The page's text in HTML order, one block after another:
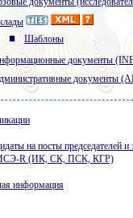
Шаблоны
документы
документы
на посты председателей и
R (ИК, СК, ПСК, КГР)
информация